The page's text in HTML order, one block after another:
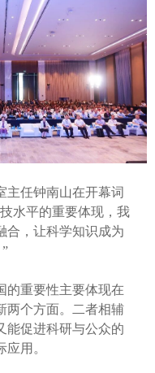
主任钟南山在开幕词
水平的重要体现，我
合，让科学知识成为
的重要性主要体现在
两个方面。二者相辅
能促进科研与公众的
用。